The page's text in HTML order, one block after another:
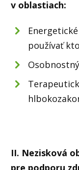
v oblastiach:
používať
II. Nezisková